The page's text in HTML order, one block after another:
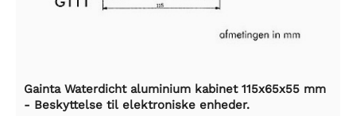
Gainta Waterdicht aluminium kabinet 115x65x55 mm
- Beskyttelse til elektroniske enheder.